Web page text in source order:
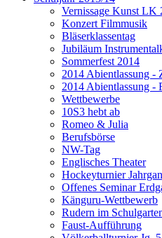
Vernissage Kunst LK
Konzert Filmmusik
Bläserklassentag
Jubiläum
Sommerfest 2014
2014 Abientlassung -
2014 Abientlassung -
Wettbewerbe
10S3 hebt ab
Romeo & Julia
Berufsbörse
NW-Tag
Englisches Theater
Hockeyturnier
Offenes Seminar
Känguru-Wettbewerb
Rudern im
Faust-Aufführung